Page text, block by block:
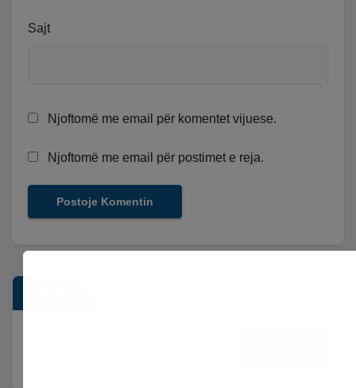
Sajt
Njoftomë me email për komentet vijuese.
Njoftomë me email për postimet e reja.